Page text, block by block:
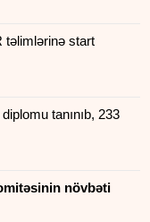
təlimlərinə start
tanınıb, 233
növbəti